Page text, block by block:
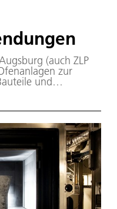
(auch ZLP
zur
und